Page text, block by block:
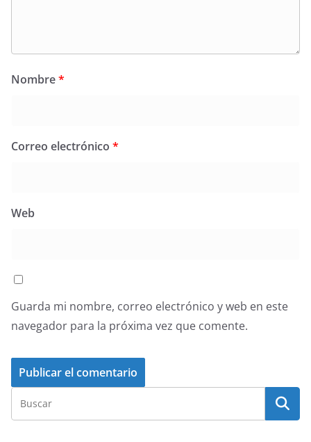
Nombre*
Correo electrónico *
Web
Guarda mi nombre, correo electrónico y web en este
navegador para la próxima vez que comente.